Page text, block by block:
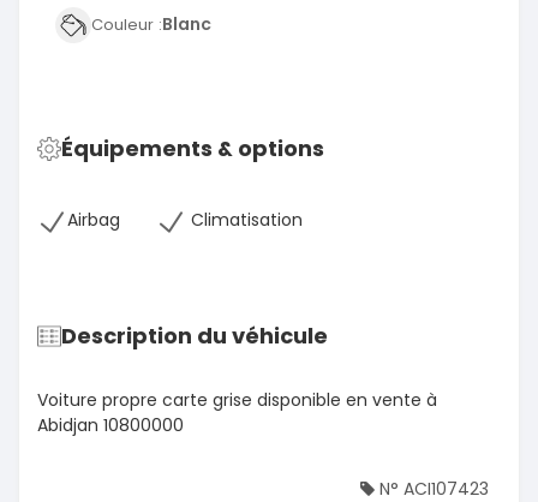
Couleur :Blanc
Équipements & options
Airbag Climatisation
Description du véhicule
Voiture propre carte grise disponible en vente à
Abidjan 10800000
N° ACI107423